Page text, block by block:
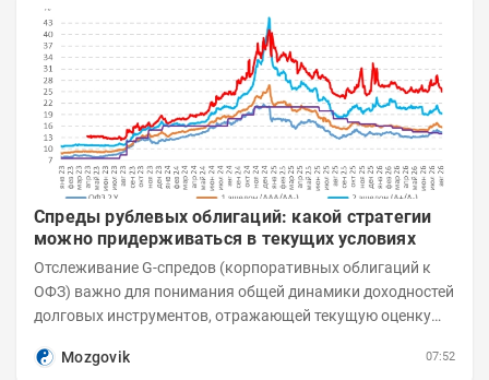
Спреды рублевых облигаций: какой стратегии
можно придерживаться в текущих условиях
Отслеживание G-спредов (корпоративных облигаций к
ОФЗ) важно для понимания общей динамики доходностей
долговых инструментов, отражающей текущую оценку
Mozgovik
07:52